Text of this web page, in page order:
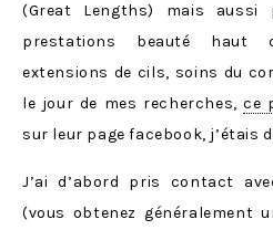
(Great Lengths) mais aussi
prestations beauté haut
extensions de cils, soins du
le jour de mes recherches,ce
sur leur page facebook, j’étais
J’ai d’abord pris contact
(vous obtenez généralement